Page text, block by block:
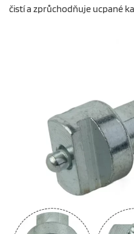
čistí a zprůchodňuje ucpané